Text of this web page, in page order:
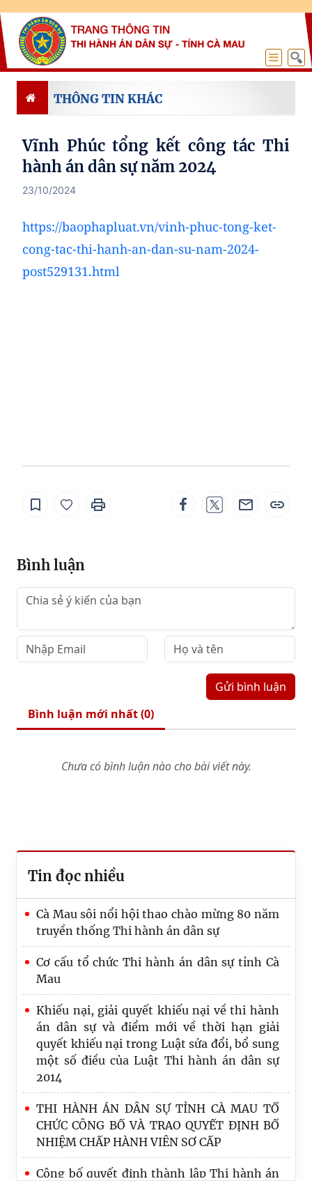
THÔNG TIN KHÁC
Vĩnh Phúc tổng kết công tác Thi
hành án dân sự năm 2024
23/10/2024
https://baophapluat.vn/vinh-phuc-tong-ket-
cong-tac-thi-hanh-an-dan-su-nam-2024-
post529131.html
Bình luận
Gửi bình luận
Bình luận mới nhất (0)
Chưa có bình luận nào cho bài viết này.
Tin đọc nhiều
Cà Mau sôi nổi hội thao chào mừng 80 năm
truyền thống Thi hành án dân sự
Cơ cấu tổ chức Thi hành án dân sự tỉnh Cà
Mau
Khiếu nại, giải quyết khiếu nại về thi hành
án dân sự và điểm mới về thời hạn giải
quyết khiếu nại trong Luật sửa đổi, bổ sung
một số điều của Luật Thi hành án dân sự
2014
THI HÀNH ÁN DÂN SỰ TỈNH CÀ MAU TỔ
CHỨC CÔNG BỐ VÀ TRAO QUYẾT ĐỊNH BỔ
NHIỆM CHẤP HÀNH VIÊN SƠ CẤP
Công bố quyết định thành lập Thi hành án
Sôi nổi Lễ khai mạc Vòng chung kết Hội
thao toàn quốc kỷ niệm 80 năm Ngày
truyền thống Thi hành án dân sự